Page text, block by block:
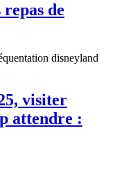
de
visiter
attendre :